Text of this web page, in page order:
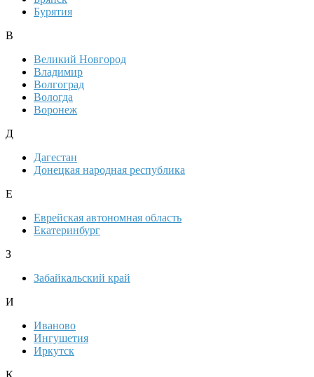
Бурятия
В
Великий Новгород
Владимир
Волгоград
Вологда
Воронеж
Д
Дагестан
Донецкая народная республика
Е
Еврейская автономная область
Екатеринбург
З
Забайкальский край
И
Иваново
Ингушетия
Иркутск